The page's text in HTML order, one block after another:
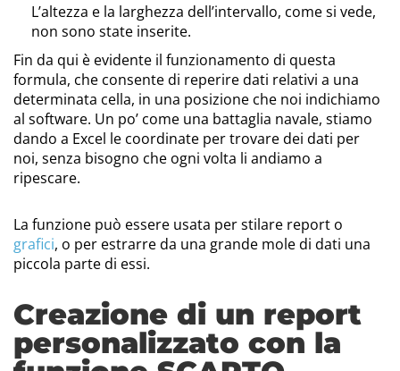
L’altezza e la larghezza dell’intervallo, come si vede,
non sono state inserite.
Fin da qui è evidente il funzionamento di questa
formula, che consente di reperire dati relativi a una
determinata cella, in una posizione che noi indichiamo
al software. Un po’ come una battaglia navale, stiamo
dando a Excel le coordinate per trovare dei dati per
noi, senza bisogno che ogni volta li andiamo a
ripescare.
La funzione può essere usata per stilare report o
grafici, o per estrarre da una grande mole di dati una
piccola parte di essi.
Creazione di un report
personalizzato con la